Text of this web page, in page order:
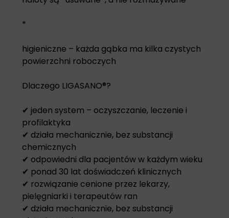
*
higieniczne – każda gąbka ma kilka czystych
powierzchni roboczych
Dlaczego LIGASANO®?
✔ jeden system – oczyszczanie, leczenie i
profilaktyka
✔ działa mechanicznie, bez substancji
chemicznych
✔ odpowiedni dla pacjentów w każdym wieku
✔ ponad 30 lat doświadczeń klinicznych
✔ rozwiązanie cenione przez lekarzy,
pielęgniarki i terapeutów ran
✔ działa mechanicznie, bez substancji